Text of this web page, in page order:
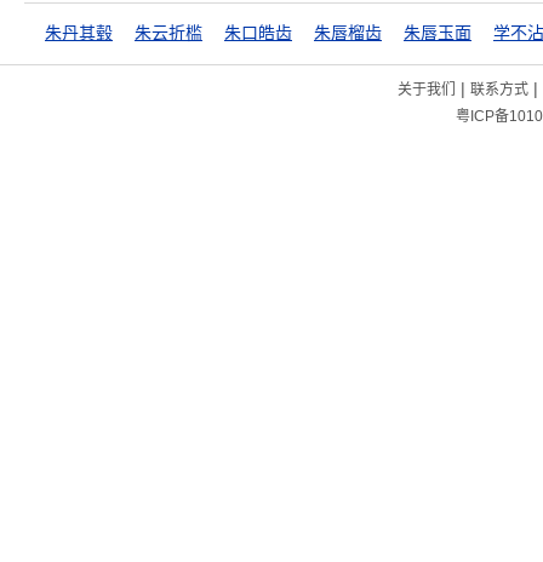
朱丹其毂 朱云折槛 朱口皓齿 朱唇榴齿 朱唇玉面 学不
关于我们 | 联系方式|
粤ICP备